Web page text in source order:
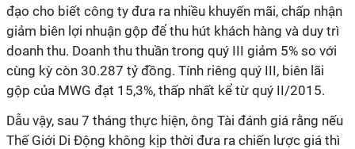
đạo cho biết công ty đưa ra nhiều khuyến mãi, chấp nhận
giảm biên lợi nhuận gộp để thu hút khách hàng và duy trì
doanh thu. Doanh thu thuần trong quý III giảm 5% so với
cùng kỳ còn 30.287 tỷ đồng. Tính riêng quý III, biên lãi
gộp của MWG đạt 15,3%, thấp nhất kể từ quý II/2015.
Dẫu vậy, sau 7 tháng thực hiện, ông Tài đánh giá rằng nếu
Thế Giới Di Động không kịp thời đưa ra chiến lược giá thì